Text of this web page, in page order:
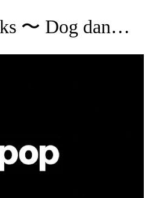
A-pop art works 〜 Dog dan to chop can from 81